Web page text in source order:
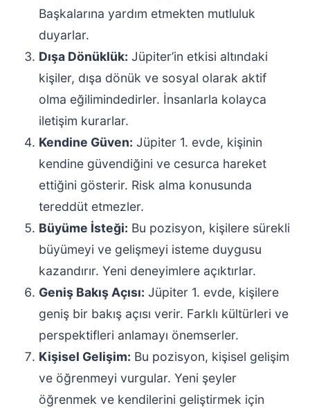
Başkalarına yardım etmekten mutluluk
duyarlar.
Dışa Dönüklük: Jüpiter’in etkisi altındaki
kişiler, dışa dönük ve sosyal olarak aktif
olma eğilimindedirler. İnsanlarla kolayca
iletişim kurarlar.
Kendine Güven: Jüpiter 1. evde, kişinin
kendine güvendiğini ve cesurca hareket
ettiğini gösterir. Risk alma konusunda
tereddüt etmezler.
Büyüme İsteği: Bu pozisyon, kişilere sürekli
büyümeyi ve gelişmeyi isteme duygusu
kazandırır. Yeni deneyimlere açıktırlar.
Geniş Bakış Açısı: Jüpiter 1. evde, kişilere
geniş bir bakış açısı verir. Farklı kültürleri ve
perspektifleri anlamayı önemserler.
Kişisel Gelişim: Bu pozisyon, kişisel gelişim
ve öğrenmeyi vurgular. Yeni şeyler
öğrenmek ve kendilerini geliştirmek için